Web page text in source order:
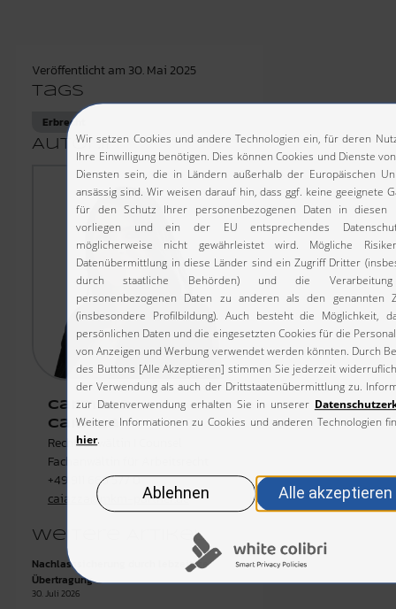
Veröffentlicht am 30. Mai 2025
Tags
Erbrecht
Autor:in
Carmela
Caiazza
Rechtsanwältin I Counsel
Fachanwältin für Arbeitsrecht
+49 911 669 577 0
caiazza@mkm-partner.de
Weitere Artikel
Nachlasssicherung durch lebzeitige
Übertragung
30. Juli 2026